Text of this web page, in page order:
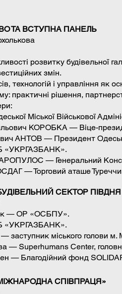
ТА ВСТУПНА ПАНЕЛЬ
розвитку будівельної
змін.
технологій і управління як
практичні рішення,
Міської Військової
КОРОБКА — Віце-
АНТОВ — Президент
«УКРГАЗБАНК».
— Генеральний
— Торговий аташе
СЕКТОР
— ОР «ОСБПУ».
«УКРГАЗБАНК».
заступник міського голови м.
— Superhumans Center,
— Благодійний фонд
СПІВПРАЦЯ»